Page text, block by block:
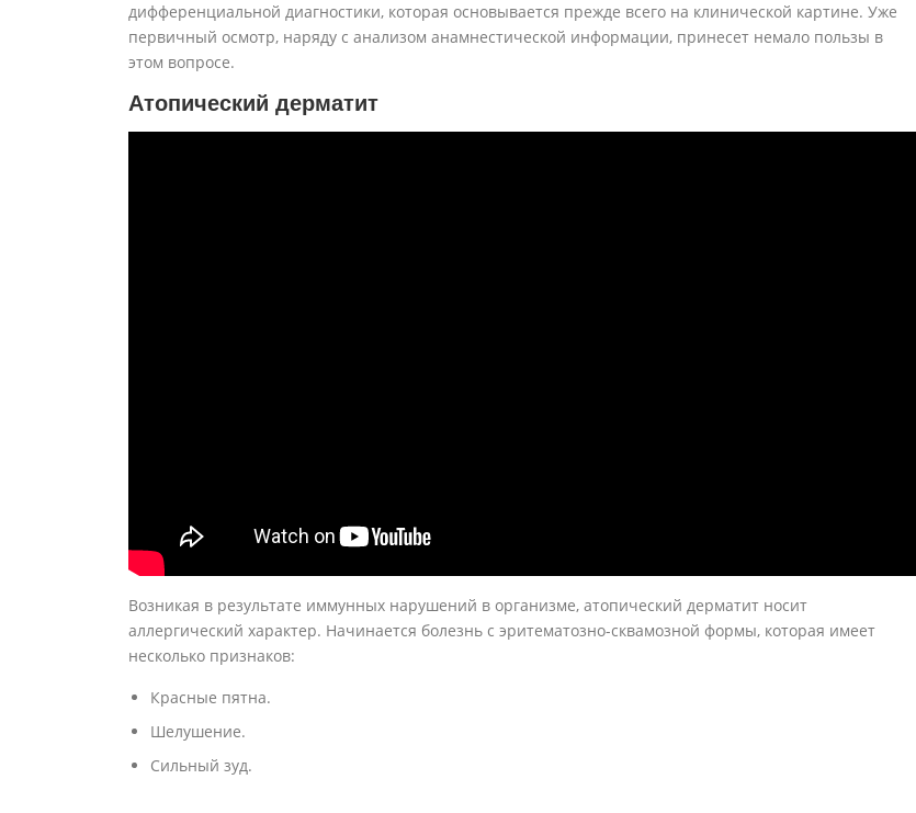
дифференциальной диагностики, которая основывается прежде всего на клинической картине. Уже
первичный осмотр, наряду с анализом анамнестической информации, принесет немало пользы в
этом вопросе.
Атопический дерматит
Возникая в результате иммунных нарушений в организме, атопический дерматит носит
аллергический характер. Начинается болезнь с эритематозно-сквамозной формы, которая имеет
несколько признаков:
Красные пятна.
Шелушение.
Сильный зуд.